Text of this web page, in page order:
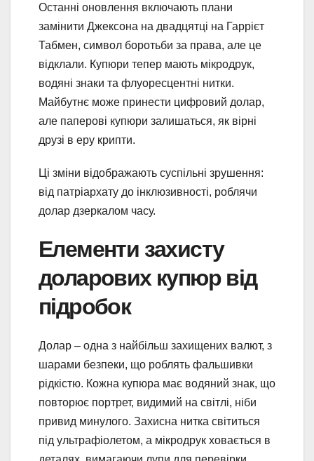
Останні оновлення включають плани
замінити Джексона на двадцятці на Гаррієт
Табмен, символ боротьби за права, але це
відклали. Купюри тепер мають мікродрук,
водяні знаки та флуоресцентні нитки.
Майбутнє може принести цифровий долар,
але паперові купюри залишаться, як вірні
друзі в еру крипти.
Ці зміни відображають суспільні зрушення:
від патріархату до інклюзивності, роблячи
долар дзеркалом часу.
Елементи захисту
доларових купюр від
підробок
Долар – одна з найбільш захищених валют, з
шарами безпеки, що роблять фальшивки
рідкістю. Кожна купюра має водяний знак, що
повторює портрет, видимий на світлі, ніби
привид минулого. Захисна нитка світиться
під ультрафіолетом, а мікродрук ховається в